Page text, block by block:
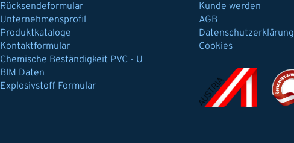
Rücksendeformular
Unternehmensprofil
Produktkataloge
Kontaktformular
Chemische Beständigkeit PVC - U
BIM Daten
Explosivstoff Formular
Kunde werden
AGB
Datenschutzerklärung
Cookies